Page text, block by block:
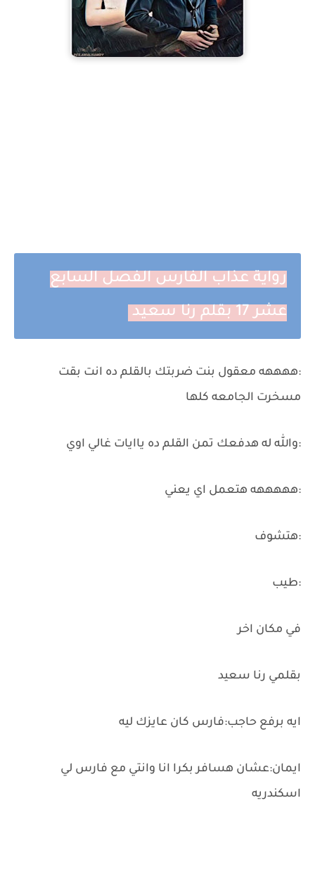
رواية عذاب الفارس الفصل السابع
عشر 17 بقلم رنا سعيد
:ههههه معقول بنت ضربتك بالقلم ده انت بقت
مسخرت الجامعه كلها
:والله له هدفعك تمن القلم ده ياايات غالي اوي
:هههههه هتعمل اي يعني
:هتشوف
:طيب
في مكان اخر
بقلمي رنا سعيد
ايه برفع حاجب:فارس كان عايزك ليه
ايمان:عشان هسافر بكرا انا وانتي مع فارس لي
اسكندريه